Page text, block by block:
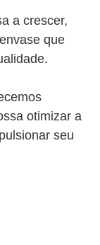
a crescer,
que
otimizar a
seu